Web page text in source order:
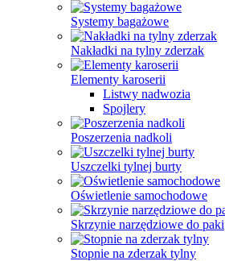
Systemy bagażowe
Nakładki na tylny zderzak
Elementy karoserii
Listwy nadwozia
Spojlery
Poszerzenia nadkoli
Uszczelki tylnej burty
Oświetlenie samochodowe
Skrzynie narzędziowe do paki
Stopnie na zderzak tylny